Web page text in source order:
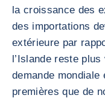
la croissance des
des importations
extérieure par
l’Islande reste
demande
premières que de